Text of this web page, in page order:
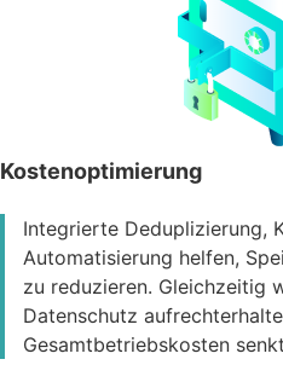
Kostenoptimierung
Integrierte Deduplizierung,
Automatisierung helfen,
zu reduzieren. Gleichzeitig
Datenschutz
Gesamtbetriebskosten